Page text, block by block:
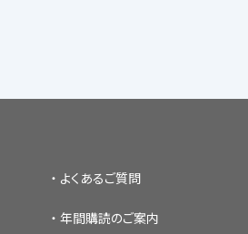
よくあるご質問
年間購読のご案内